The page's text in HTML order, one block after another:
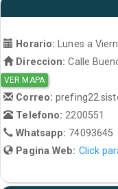
Horario:
Lunes a
Direccion: Calle
VER MAPA
Correo:
Telefono: 2200551
Whatsapp: 74093645
Pagina Web: Click